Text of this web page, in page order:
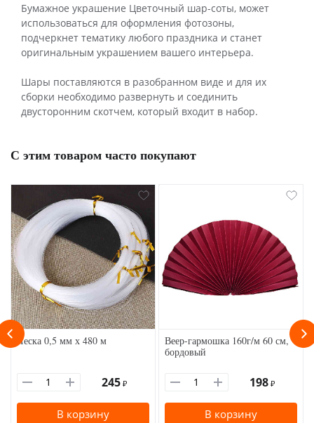
Бумажное украшение Цветочный шар-соты, может
использоваться для оформления фотозоны,
подчеркнет тематику любого праздника и станет
оригинальным украшением вашего интерьера.
Шары поставляются в разобранном виде и для их
сборки необходимо развернуть и соединить
двусторонним скотчем, который входит в набор.
С этим товаром часто покупают
Леска 0,5 мм х 480 м
245 ₽
В корзину
Веер-гармошка 160г/м 60 см,
бордовый
198 ₽
В корзину